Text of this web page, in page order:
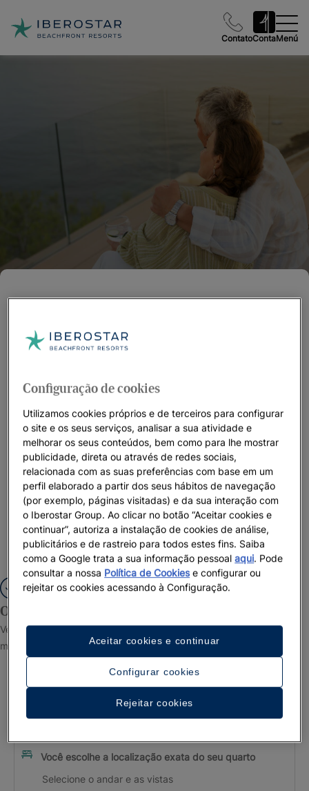
ContatoContaMenú
Obrigado por se inscrever!
Verifique sua caixa de entrada para confirmar seu endereço de e-
mail.
Vantagens exclusivas de reservar em
Você escolhe a localização exata do seu quarto
Selecione o andar e as vistas
Configuração de cookies
Utilizamos cookies próprios e de terceiros para configurar
o site e os seus serviços, analisar a sua atividade e
melhorar os seus conteúdos, bem como para lhe mostrar
publicidade, direta ou através de redes sociais,
relacionada com as suas preferências com base em um
perfil elaborado a partir dos seus hábitos de navegação
(por exemplo, páginas visitadas) e da sua interação com
o Iberostar Group. Ao clicar no botão “Aceitar cookies e
continuar”, autoriza a instalação de cookies de análise,
publicitários e de rastreio para todos estes fins. Saiba
como a Google trata a sua informação pessoalaqui. Pode
consultar a nossa Política de Cookiese configurar ou
rejeitar os cookies acessando à Configuração.
Configurar cookies
Rejeitar cookies
Aceitar cookies e continuar